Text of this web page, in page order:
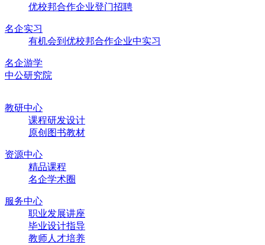
优校邦合作企业登门招聘
名企实习
有机会到优校邦合作企业中实习
名企游学
中公研究院
教研中心
课程研发设计
原创图书教材
资源中心
精品课程
名企学术圈
服务中心
职业发展讲座
毕业设计指导
教师人才培养